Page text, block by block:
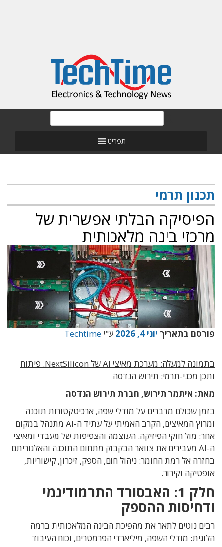
תפריט
תכנון תרמי
הפיסיקה הבלתי אפשרית של
מרכזי בינה מלאכותית
פורסם בתאריך יוני 4, 2026 ע"י Techtime
בתמונה למעלה: מערכת מאיצי AI של NextSilicon. פיתוח
ותכן מכני-תרמי: תירוש הנדסה
מאת: איתמר תירוש, חברת תירוש הנדסה
בזמן שכולם מדברים על מודלי שפה, ארכיטקטורות תוכנה
ומרוץ המאיצים, הקרב האמיתי על עתיד ה-AI מתנהל במקום
אחר: מול חוקי הפיזיקה. העוצמה והצפיפות של מעבדי ומאיצי
ה-AI מעבירים את צוואר הבקבוק מתחום התוכנה והאלגוריתם
בחזרה אל רמת החומר: ניהול חום, הספק, זיכרון, קישוריות,
אופטיקה וקירור.
חלק 1: האבסורד התרמודינמי
ודחיסות ההספק
רבים נוטים לתאר את מהפיכת הבינה המלאכותית ברמה
הלוגית: מודלי השפה, מיליארדי הפרמטרים, וכוח העיבוד